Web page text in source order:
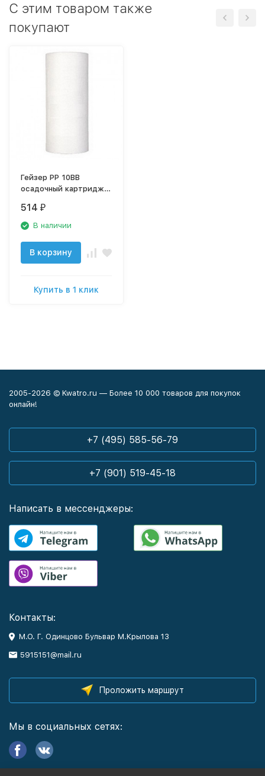
C этим товаром также
покупают
Гейзер PP 10BB
осадочный картридж,
514 ₽
В наличии
В корзину
Купить в 1 клик
2005-2026 © Kwatro.ru — Более 10 000 товаров для покупок
онлайн!
+7 (495) 585-56-79
+7 (901) 519-45-18
Написать в мессенджеры:
Контакты:
М.О. Г. Одинцово Бульвар М.Крылова 13
5915151@mail.ru
Проложить маршрут
Мы в социальных сетях: